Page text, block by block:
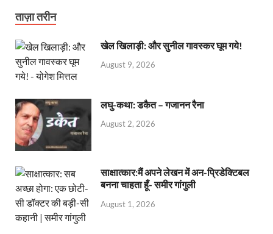
ताज़ा तरीन
खेल खिलाड़ी: और सुनील गावस्कर घूम गये!
August 9, 2026
लघु-कथा: डकैत – गजानन रैना
August 2, 2026
साक्षात्कार:मैं अपने लेखन में अन-प्रिडेक्टिबल
बनना चाहता हूँ- समीर गांगुली
August 1, 2026